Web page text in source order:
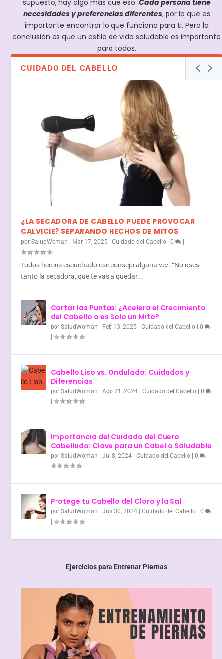
supuesto, hay algo más que eso. Cada persona tiene
necesidades y preferencias diferentes, por lo que es
importante encontrar lo que funciona para ti. Pero la
conclusión es que un estilo de vida saludable es importante
para todos.
CUIDADO DEL CABELLO
¿LA SECADORA DE CABELLO PUEDE PROVOCAR
CALVICIE? SEPARANDO HECHOS DE MITOS
porSaludWoman Mar 17, 2025 |Cuidado del Cabello |0
Todos hemos escuchado ese consejo alguna vez: “No uses
tanto la secadora, que te vas a quedar...
Cortar las Puntas: ¿Acelera el Crecimiento
del Cabello o es Solo un Mito?
porSaludWoman Feb 13, 2025 |Cuidado del Cabello |0
|
Cabello Liso vs. Ondulado: Cuidados y
Diferencias
porSaludWoman |Ago 21, 2024 |Cuidado del Cabello |0
|
Importancia del Cuidado del Cuero
Cabelludo: Clave para un Cabello Saludable
porSaludWoman |Jul 8, 2024 |Cuidado del Cabello |0
Protege tu Cabello del Cloro y la Sal
porSaludWoman |Jun 30, 2024 |Cuidado del Cabello |0
|
Ejercicios para Entrenar Piernas